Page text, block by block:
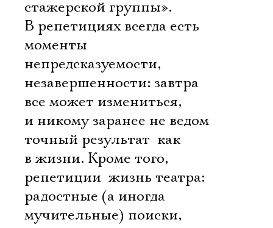
стажерской группы».
В репетициях всегда есть
моменты
непредсказуемости,
незавершенности: завтра
все может измениться,
и никому заранее не ведом
точный результат  как
в жизни. Кроме того,
репетиции  жизнь театра:
радостные (а иногда 
мучительные) поиски,